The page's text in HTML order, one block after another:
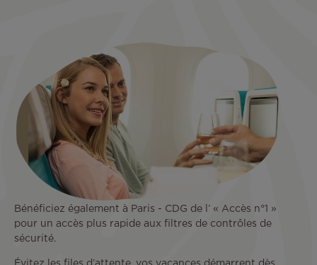
Bénéficiez également à Paris - CDG de l’ « Accès n°1 »
pour un accès plus rapide aux filtres de contrôles de
sécurité.
Évitez les files d’attente, vos vacances démarrent dès